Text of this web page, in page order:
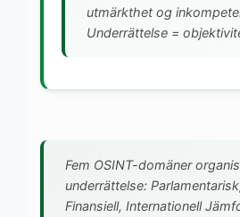
utmärkthet og
Underrättelse =
Fem OSINT-domäner
underrättelse:
Finansiell, Internationell